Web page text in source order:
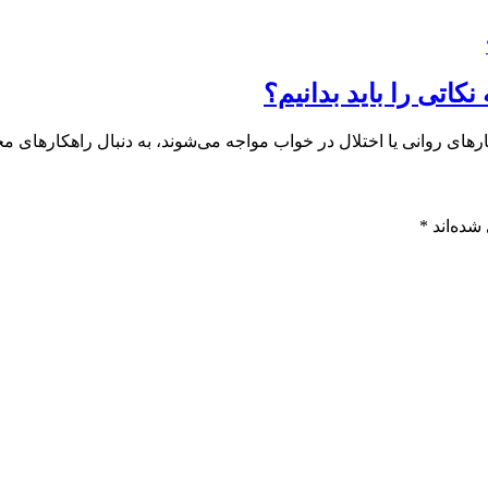
روانی یا اختلال در خواب مواجه می‌شوند، به دنبال
*